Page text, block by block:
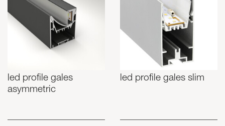
led profile gales
asymmetric
led profile gales slim